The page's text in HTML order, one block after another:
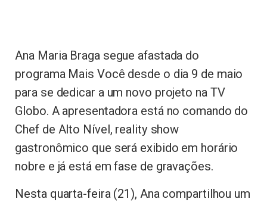
Ana Maria Braga segue afastada do
programa Mais Você desde o dia 9 de maio
para se dedicar a um novo projeto na TV
Globo. A apresentadora está no comando do
Chef de Alto Nível, reality show
gastronômico que será exibido em horário
nobre e já está em fase de gravações.
Nesta quarta-feira (21), Ana compartilhou um